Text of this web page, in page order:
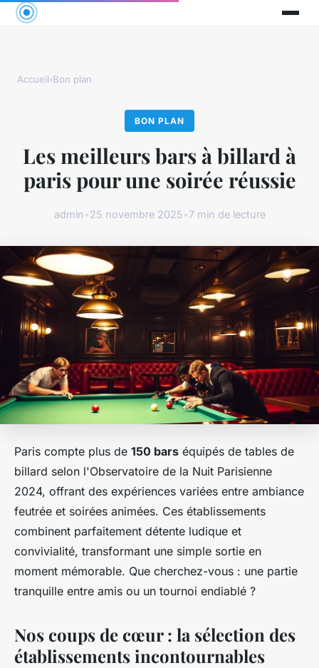
Accueil›Bon plan
BON PLAN
Les meilleurs bars à billard à
paris pour une soirée réussie
admin•25 novembre 2025•7 min de lecture
Paris compte plus de 150 bars équipés de tables de
billard selon l'Observatoire de la Nuit Parisienne
2024, offrant des expériences variées entre ambiance
feutrée et soirées animées. Ces établissements
combinent parfaitement détente ludique et
convivialité, transformant une simple sortie en
moment mémorable. Que cherchez-vous : une partie
tranquille entre amis ou un tournoi endiablé ?
Nos coups de cœur : la sélection des
établissements incontournables